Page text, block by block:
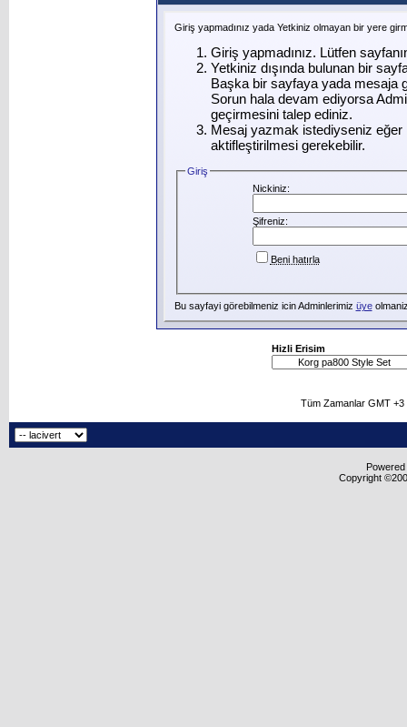
Giriş yapmadınız yada Yetkiniz olmayan bir yere
Giriş yapmadınız. Lütfen
Yetkiniz dışında bulunan bir
Başka bir sayfaya yada mesaja
Sorun hala devam ediyorsa
geçirmesini talep ediniz.
Mesaj yazmak istediyseniz eğer
aktifleştirilmesi gerekebilir.
Giriş
Nickiniz:
Şifreniz:
Beni hatırla
Bu sayfayi görebilmeniz icin Adminlerimiz üye
Hizli Erisim
Tüm Zamanlar GMT
Copyright